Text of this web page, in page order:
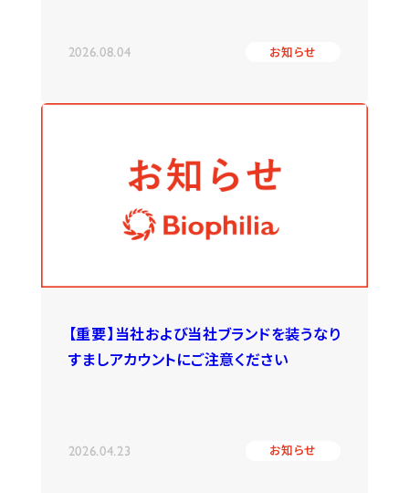
2026.08.04 お知らせ
【重要】当社および当社ブランドを装うなり
すましアカウントにご注意ください
2026.04.23 お知らせ